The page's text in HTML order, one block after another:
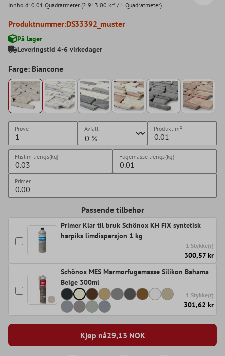
Innhold: 0.01 Quadratmeter (2 913,00 kr* / 1 Quadratmeter)
Produktnummer:DS33392_muster
På lager
Leveringstid 4-6 virkedager
Farge: Biancone
Prøve Avfall Produkt m²
Flislim trengs(kg) Fugemasse trengs(kg)
Primer
Passende tilbehør
Primer Klar til bruk Schönox KH FIX syntetisk
harpiks limdispersjon 1 kg
1 Stykke(r)
300,57 kr
Schönox MES Marmorfugemasse Silikon Bahama
Beige 300ml
1 Stykke(r)
301,62 kr
Kjøp nå29,13 NOK